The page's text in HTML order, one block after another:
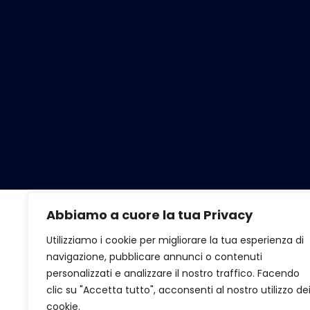
Abbiamo a cuore la tua Privacy
Utilizziamo i cookie per migliorare la tua esperienza di
navigazione, pubblicare annunci o contenuti
personalizzati e analizzare il nostro traffico. Facendo
clic su "Accetta tutto", acconsenti al nostro utilizzo dei
cookie.